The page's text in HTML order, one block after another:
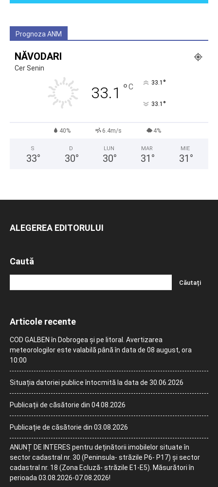
Prognoza ANM
NĂVODARI
Cer Senin
33.1 °C 33.1 °
33.1 °
40% 6.4m/s 4%
S
33°
D
30°
LUN
30°
MAR
31 °
MIE
31 °
ALEGEREA EDITORULUI
Caută
Articole recente
COD GALBEN în Dobrogea și pe litoral. Avertizarea
meteorologilor este valabilă până în data de 08 august, ora
10:00
Situația datoriei publice întocmită la data de 30.06.2026
Publicații de căsătorie din 04.08.2026
Publicație de căsătorie din 03.08.2026
ANUNȚ DE INTERES pentru deținătorii imobilelor situate în
sector cadastral nr. 30 (Peninsula- străzile P6- P17) și sector
cadastral nr. 18 (Zona Ecluză- străzile E1-E5). Măsurători în
perioada 03.08.2026-07.08.2026!